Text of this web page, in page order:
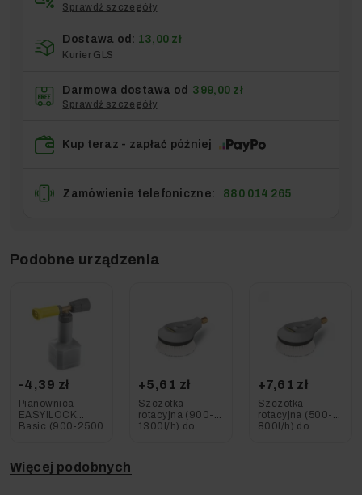
Sprawdź szczegóły
Dostawa od: 13,00 zł
Kurier GLS
Darmowa dostawa od 399,00 zł
Sprawdź szczegóły
Kup teraz - zapłać później
Zamówienie telefoniczne: 880 014 265
Podobne urządzenia
-4,39 zł
Pianownica
EASY!LOCK
Basic (900-2500
+5,61 zł
Szczotka
rotacyjna (900-
1300l/h) do
+7,61 zł
Szczotka
rotacyjna (500-
800l/h) do
Więcej podobnych